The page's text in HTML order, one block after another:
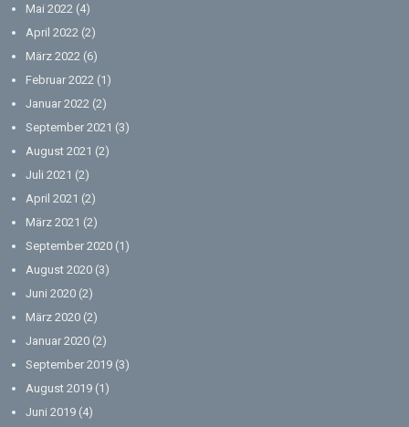
Mai 2022 (4)
April 2022 (2)
März 2022 (6)
Februar 2022 (1)
Januar 2022 (2)
September 2021 (3)
August 2021 (2)
Juli 2021 (2)
April 2021 (2)
März 2021 (2)
September 2020 (1)
August 2020 (3)
Juni 2020 (2)
März 2020 (2)
Januar 2020 (2)
September 2019 (3)
August 2019 (1)
Juni 2019 (4)